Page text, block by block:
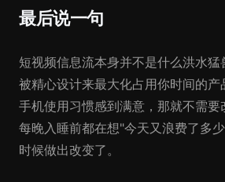
最后说一句
短视频信息流本身并不是什么洪水
被精心设计来最大化占用你时间的产
手机使用习惯感到满意，那就不需
每晚入睡前都在想"今天又浪费了多
时候做出改变了。